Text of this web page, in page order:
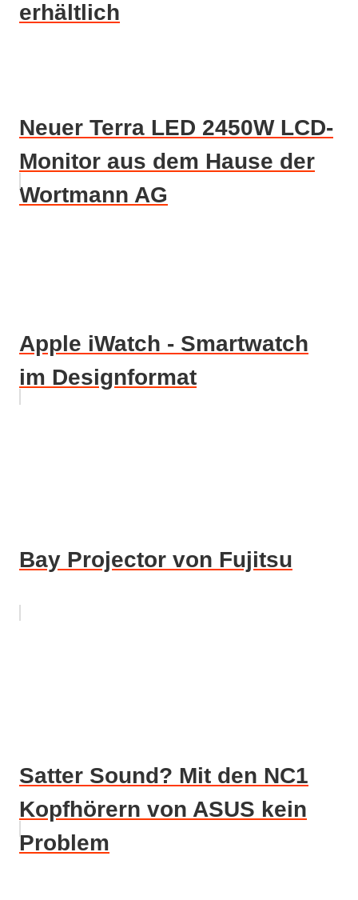
erhältlich
Neuer Terra LED 2450W LCD-
Monitor aus dem Hause der
Wortmann AG
Apple iWatch - Smartwatch
im Designformat
Bay Projector von Fujitsu
Satter Sound? Mit den NC1
Kopfhörern von ASUS kein
Problem